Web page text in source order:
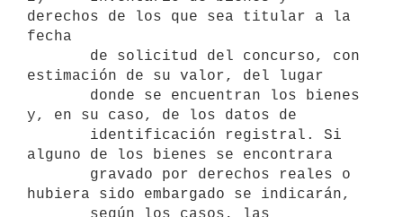
derechos de los que sea titular a la
fecha
estimación de su valor, del lugar
y, en su caso, de los datos de
alguno de los bienes se encontrara
hubiera sido embargado se indicarán,